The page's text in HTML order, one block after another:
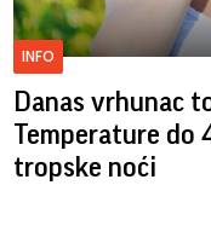
INFO
Danas vrhunac
Temperature do
tropske noći